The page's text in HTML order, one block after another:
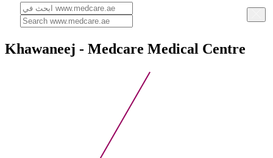
Khawaneej - Medcare Medical Centre